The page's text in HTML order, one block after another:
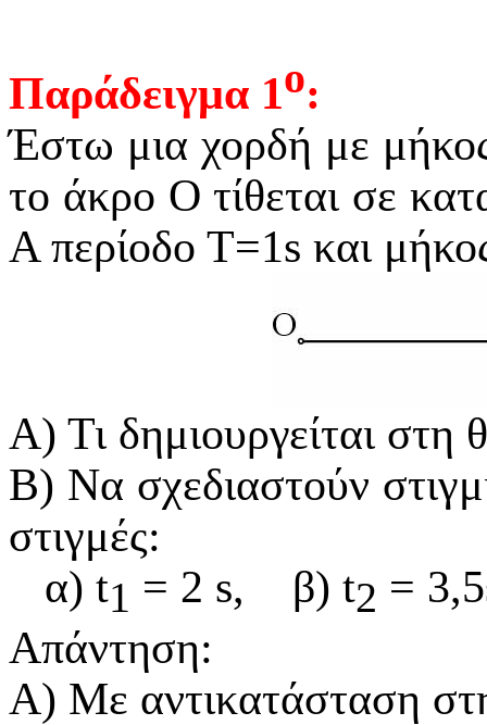
Παράδειγμα 1ο:
Έστω μια χορδή με
το άκρο Ο τίθεται σε
Α περίοδο Τ=1s και
Α) Τι δημιουργείται στη
Β) Να σχεδιαστούν
στιγμές:
α) t1 = 2 s, β) t2 =
Απάντηση:
Α) Με αντικατάσταση